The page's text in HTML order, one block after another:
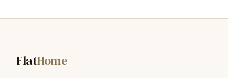
FlatHome